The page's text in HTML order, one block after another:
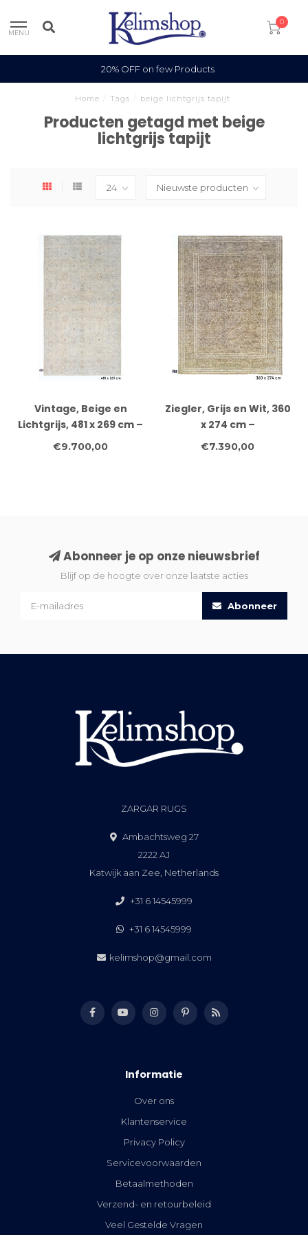
MENU
0
20% OFF on few Products
Home Tags beige lichtgrijs tapijt
Producten getagd met beige
lichtgrijs tapijt
Vintage, Beige en
Lichtgrijs, 481 x 269 cm –
Handgeknoopt Wol
€9.700,00
Ziegler, Grijs en Wit, 360
x 274 cm –
Handgeknoopt Wol
€7.390,00
Abonneer je op onze nieuwsbrief
Blijf op de hoogte over onze laatste acties
Abonneer
ZARGAR RUGS
Ambachtsweg 27
2222 AJ
Katwijk aan Zee, Netherlands
+31 6 14545999
+31 6 14545999
kelimshop@gmail.com
Informatie
Over ons
Klantenservice
Privacy Policy
Servicevoorwaarden
Betaalmethoden
Verzend- en retourbeleid
Veel Gestelde Vragen